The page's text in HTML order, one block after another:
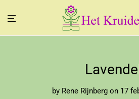
by Rene Rijnberg on 17